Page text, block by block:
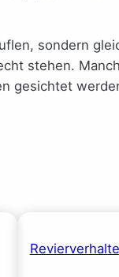
sondern
stehen.
gesichtet